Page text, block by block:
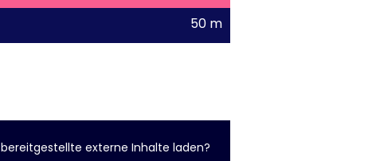
50 m
bereitgestellte externe Inhalte laden?